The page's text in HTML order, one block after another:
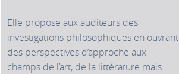
Elle propose aux auditeurs des
investigations philosophiques en ouvrant
des perspectives d’approche aux
champs de l’art, de la littérature mais